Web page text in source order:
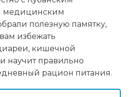
медицинским
полезную памятку,
избежать
кишечной
научит правильно
рацион питания.